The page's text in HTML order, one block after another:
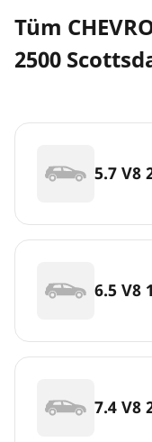
Tüm
2500
5.7 V8
6.5 V8
7.4 V8